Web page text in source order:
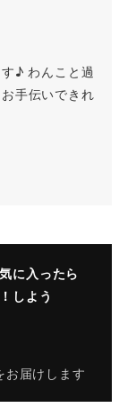
♪ わんこと過
手伝いできれ
に入ったら
しよう
お届けします